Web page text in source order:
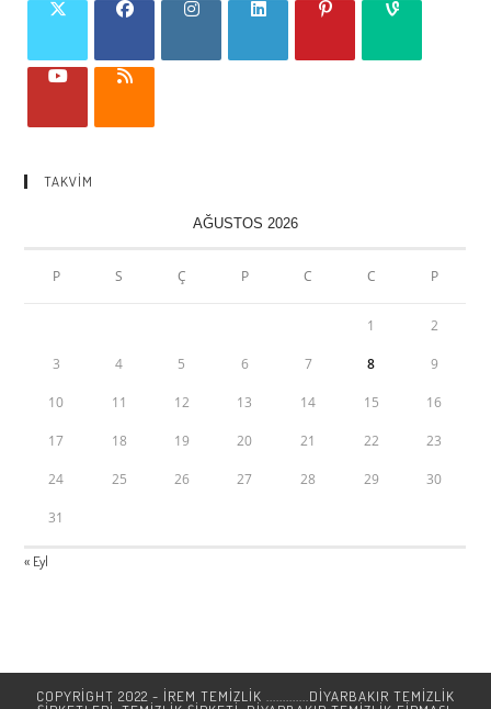
TAKVİM
AĞUSTOS 2026
P S Ç P C C P
1 2
3 4 5 6 7 8 9
10 11 12 13 14 15 16
17 18 19 20 21 22 23
24 25 26 27 28 29 30
31
« Eyl
COPYRIGHT 2022 - İREM TEMİZLİK .............DIYARBAKIR TEMIZLIK